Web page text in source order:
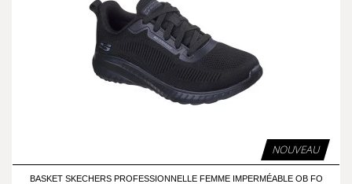
NOUVEAU
BASKET SKECHERS PROFESSIONNELLE FEMME IMPERMÉABLE OB FO